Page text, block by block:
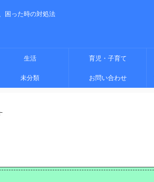
困った時の対処法
生活 育児・子育て
未分類 お問い合わせ